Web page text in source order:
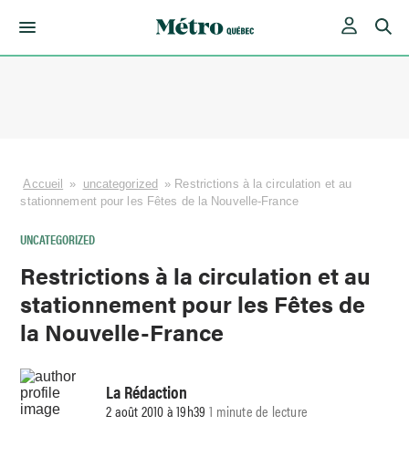
Accueil » uncategorized » Restrictions à la circulation et au
stationnement pour les Fêtes de la Nouvelle-France
UNCATEGORIZED
Restrictions à la circulation et au
stationnement pour les Fêtes de
la Nouvelle-France
La Rédaction
2 août 2010 à 19h39 1 minute de lecture